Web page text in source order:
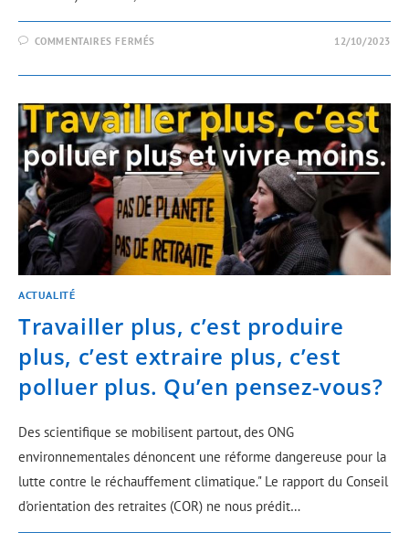
COMMENTAIRES FERMÉS 12/10/2023
ACTUALITÉ
Travailler plus, c’est produire
plus, c’est extraire plus, c’est
polluer plus. Qu’en pensez-vous?
Des scientifique se mobilisent partout, des ONG
environnementales dénoncent une réforme dangereuse pour la
lutte contre le réchauffement climatique." Le rapport du Conseil
d'orientation des retraites (COR) ne nous prédit…